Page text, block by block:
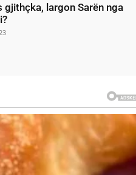
gjithçka, largon Sarën nga